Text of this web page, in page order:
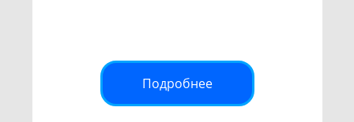
Подробнее